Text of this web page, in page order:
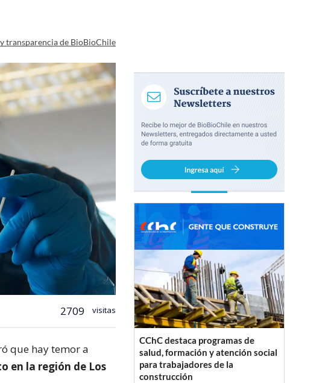
transparencia de BioBioChile
2709 visitas
que hay temor a
en la región de Los
CChC destaca programas de
salud, formación y atención social
para trabajadores de la
construcción